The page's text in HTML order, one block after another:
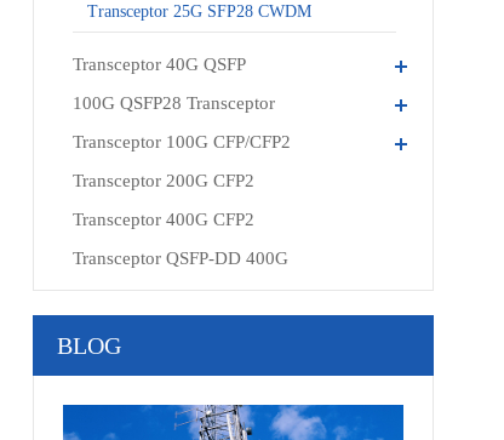
Transceptor 25G SFP28 CWDM
Transceptor 40G QSFP
100G QSFP28 Transceptor
Transceptor 100G CFP/CFP2
Transceptor 200G CFP2
Transceptor 400G CFP2
Transceptor QSFP-DD 400G
BLOG